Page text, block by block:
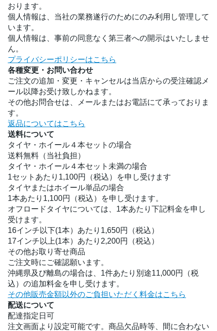
おります。
個人情報は、当社の業務遂行のためにのみ利用し管理して
います。
個人情報は、事前の同意なく第三者への開示はいたしませ
ん。
プライバシーポリシーはこちら
各種変更・お問い合わせ
ご注文の追加・変更・キャンセルは当店からの受注確認メ
ール以降お受け致しかねます。
その他お問合せは、メールまたはお電話にて承っておりま
す。
返品についてはこちら
送料について
タイヤ・ホイール４本セットの場合
送料無料（当社負担）
タイヤ・ホイール４本セット未満の場合
1セットあたり1,100円（税込）を申し受けます
タイヤまたはホイール単品の場合
1本あたり1,100円（税込）を申し受けます。
オフロードタイヤについては、1本あたり下記料金を申し
受けます。
16インチ以下(1本）あたり1,650円（税込）
17インチ以上(1本）あたり2,200円（税込）
その他お取り寄せ商品
ご注文時にご確認願います。
沖縄県及び離島の場合は、1件あたり別途11,000円（税
込）の追加料金を申し受けます。
その他販売金額以外のご負担いただく料金はこちら
配送について
配達指定日可
注文画面より設定可能です。商品欠品時等、間に合わない